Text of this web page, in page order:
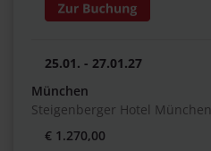
25.01. - 27.01.27
München
Steigenberger Hotel München
€ 1.270,00